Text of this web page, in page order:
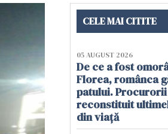
CELE MAI CITITE
05 AUGUST 2026
De ce a fost
Florea, românca
patului.
reconstituit
din viață